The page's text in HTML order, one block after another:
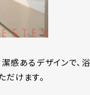
感あるデザインで、
だけます。